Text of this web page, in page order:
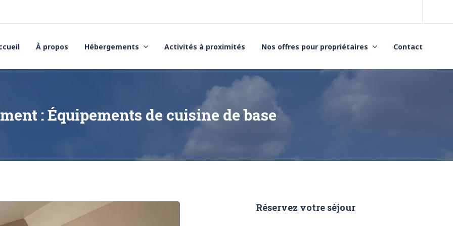
À propos Hébergements Activités à proximités Nos offres pour propriétaires Contact
:Équipements de cuisine de base
Réservez votre séjour